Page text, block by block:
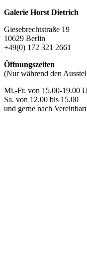
Galerie Horst Dietrich
Giesebrechtstraße 19
10629 Berlin
+49(0) 172 321 2661
Öffnungszeiten
(Nur während den
Mi.-Fr. von 15.00-19.00
Sa. von 12.00 bis 15.00
und gerne nach